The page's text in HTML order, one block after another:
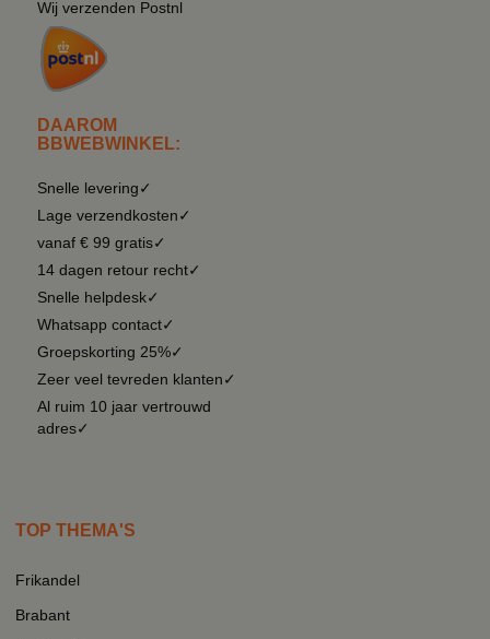
Wij verzenden Postnl
DAAROM
BBWEBWINKEL:
Snelle levering✓
Lage verzendkosten✓
vanaf € 99 gratis✓
14 dagen retour recht✓
Snelle helpdesk✓
Whatsapp contact✓
Groepskorting 25%✓
Zeer veel tevreden klanten✓
Al ruim 10 jaar vertrouwd
adres✓
TOP THEMA'S
Frikandel
Brabant